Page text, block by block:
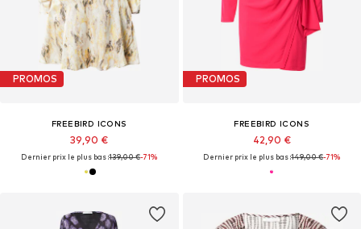
PROMOS
FREEBIRD ICONS
39,90 €
Dernier prix le plus bas :139,00 €-71%
PROMOS
FREEBIRD ICONS
42,90 €
Dernier prix le plus bas :149,00 €-71%